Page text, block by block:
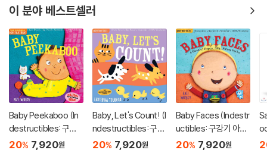
이 분야 베스트셀러
Baby Peekaboo (In
destructibles: 구강
기 아이를 위한 츄잉북
20% 7,920원
Baby, Let's Count! (I
ndestructibles: 구강
기 아이를 위한 츄잉북
20% 7,920원
Baby Faces (Indestr
uctibles: 구강기 아이
를 위한 츄잉북 시리즈)
20% 7,920원